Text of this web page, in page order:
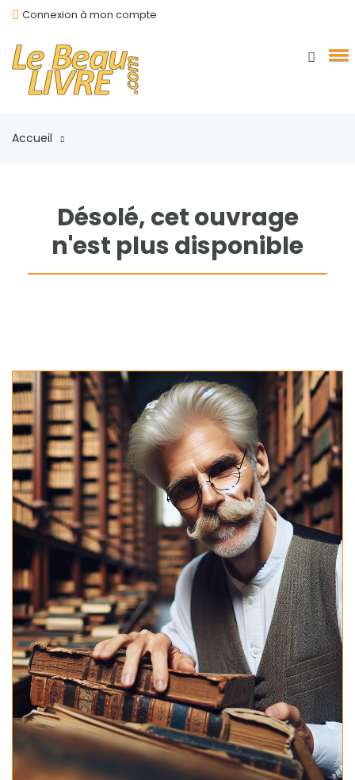
Connexion à mon compte
Accueil
Désolé, cet ouvrage
n'est plus disponible